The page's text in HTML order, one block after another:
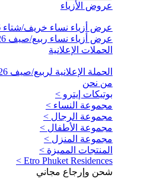
عروض الأزياء
عرض أزياء نساء خريف/شتاء 2026
عرض أزياء نساء ربيع/صيف 2026
الحملات الإعلانية
الحملة الإعلانية لربيع/صيف 2026
من نحن
بوتيكات إيترو >
مجموعة النساء >
مجموعة الرجال >
مجموعة الأطفال >
مجموعة المنزل >
المنتجات المميزة >
Etro Phuket Residences >
شحن وإرجاع مجاني